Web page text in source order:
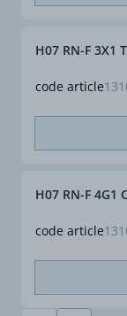
code article
H07 RN-F 3X1
code article
H07 RN-F 4G1